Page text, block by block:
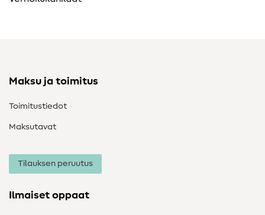
Maksu ja toimitus
Toimitustiedot
Maksutavat
Tilauksen peruutus
Ilmaiset oppaat